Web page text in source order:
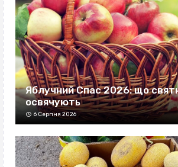
Яблучний Спас 2026: що
освячують
6 Серпня 2026